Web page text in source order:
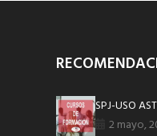
SPJ-USO
2 mayo,